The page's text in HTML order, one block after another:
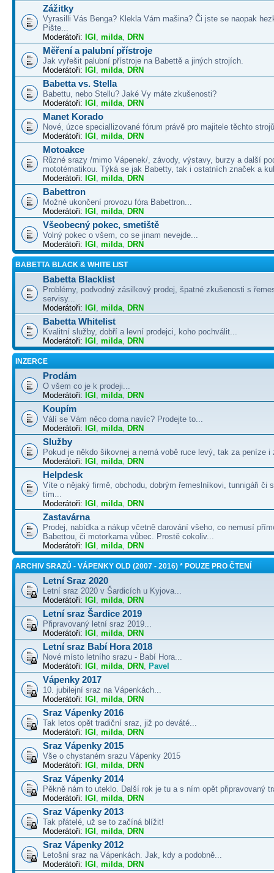
Zážitky
Vyrasilli Vás Benga? Klekla Vám mašina? Či jste se naopak
Pište...
Moderátoři: IGI , milda, DRN
Měření a palubní přístroje
Jak vyřešit palubní přístroje na Babettě a jiných strojích.
Moderátoři: IGI , milda, DRN
Babetta vs. Stella
Babettu, nebo Stellu? Jaké Vy máte zkušenosti?
Moderátoři: IGI , milda, DRN
Manet Korado
Nové, úzce speciallizované fórum právě pro majitele těchto
Moderátoři: IGI , milda, DRN
Motoakce
Různé srazy /mimo Vápenek/, závody, výstavy, burzy a další
mototématikou. Týká se jak Babetty, tak i ostatních značek a
Moderátoři: IGI , milda, DRN
Babettron
Možné ukončení provozu fóra Babettron...
Moderátoři: IGI , milda, DRN
Všeobecný pokec, smetiště
Volný pokec o všem, co se jinam nevejde...
Moderátoři: IGI , milda, DRN
BABETTA BLACK & WHITE LIST
Babetta Blacklist
Problémy, podvodný zásilkový prodej, špatné zkušenosti s
servisy...
Moderátoři: IGI , milda, DRN
Babetta Whitelist
Kvalitní služby, dobří a levní prodejci, koho pochválit...
Moderátoři: IGI , milda, DRN
INZERCE
Prodám
O všem co je k prodeji...
Moderátoři: IGI , milda, DRN
Koupím
Válí se Vám něco doma navíc? Prodejte to...
Moderátoři: IGI , milda, DRN
Služby
Pokud je někdo šikovnej a nemá vobě ruce levý, tak za peníze i
Moderátoři: IGI , milda, DRN
Helpdesk
Víte o nějaký firmě, obchodu, dobrým řemeslníkovi, tunnigáři či
tím...
Moderátoři: IGI , milda, DRN
Zastavárna
Prodej, nabídka a nákup včetně darování všeho, co nemusí
Babettou, či motorkama vůbec. Prostě cokoliv...
Moderátoři: IGI , milda, DRN
ARCHIV SRAZŮ - VÁPENKY OLD (2007 - 2016) * POUZE PRO ČTENÍ
Letní Sraz 2020
Letní sraz 2020 v Šardicích u Kyjova...
Moderátoři: IGI , milda, DRN
Letní sraz Šardice 2019
Připravovaný letní sraz 2019...
Moderátoři: IGI , milda, DRN
Letní sraz Babí Hora 2018
Nové místo letního srazu - Babí Hora...
Moderátoři: IGI , milda, DRN , Pavel
Vápenky 2017
10. jubilejní sraz na Vápenkách...
Moderátoři: IGI , milda, DRN
Sraz Vápenky 2016
Tak letos opět tradiční sraz, již po deváté...
Moderátoři: IGI , milda, DRN
Sraz Vápenky 2015
Vše o chystaném srazu Vápenky 2015
Moderátoři: IGI , milda, DRN
Sraz Vápenky 2014
Pěkně nám to uteklo. Další rok je tu a s ním opět připravovaný
Moderátoři: IGI , milda, DRN
Sraz Vápenky 2013
Tak přátelé, už se to začíná blížit!
Moderátoři: IGI , milda, DRN
Sraz Vápenky 2012
Letošní sraz na Vápenkách. Jak, kdy a podobně...
Moderátoři: IGI , milda, DRN